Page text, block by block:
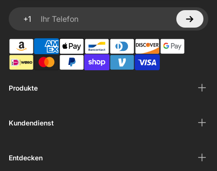
Produkte
Kundendienst
Entdecken
+1
Ihr Telefon